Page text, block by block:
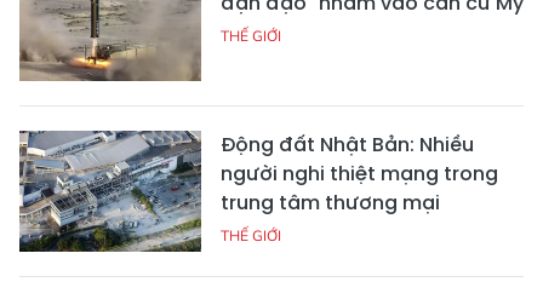
THẾ GIỚI
Động đất Nhật Bản: Nhiều
người nghi thiệt mạng trong
trung tâm thương mại
THẾ GIỚI